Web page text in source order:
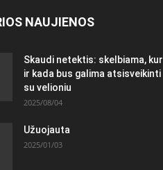
NAUJIENOS
Skaudi netektis: skelbiama, kur
ir kada bus galima atsisveikinti
su velioniu
2025/08/04
Užuojauta
2025/01/03